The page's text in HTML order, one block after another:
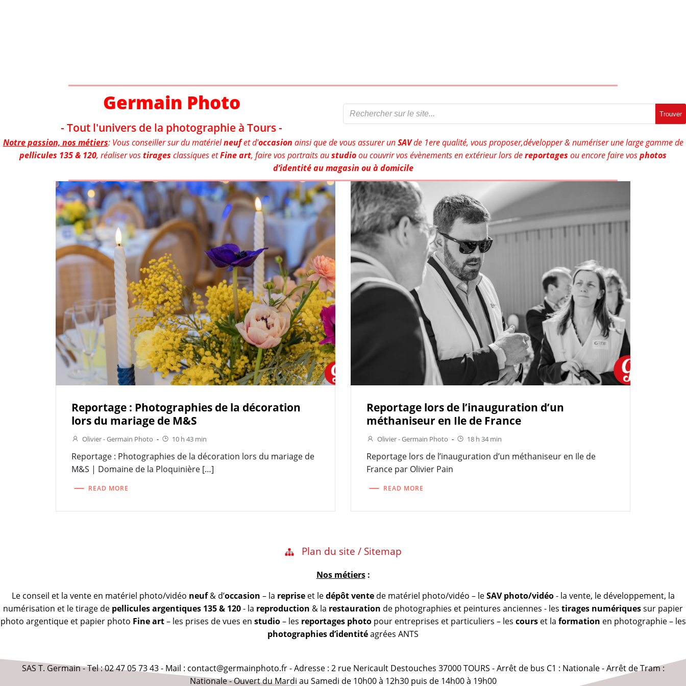
Germain Photo
- Tout l'univers de la photographie à Tours -
Trouver
Notre passion, nos métiers: Vous conseiller sur du matérielneuf et d'occasion ainsi que de vous assurer unSAVde 1ere qualité, vous proposer,développer & numériser une large gamme de
pellicules 135 & 120, réaliser vostirages classiques etFine art, faire vos portraits austudioou couvrir vos évènements en extérieur lors dereportages ou encore faire vosphotos
d’identité au magasin ou à domicile
Reportage : Photographies de la décoration
lors du mariage de M&S
Olivier - Germain Photo - 10 h 43 min
Reportage : Photographies de la décoration lors du mariage de
M&S | Domaine de la Ploquinière […]
READ MORE
Reportage lors de l’inauguration d’un
méthaniseur en Ile de France
Olivier - Germain Photo - 18 h 34 min
Reportage lors de l’inauguration d’un méthaniseur en Ile de
France par Olivier Pain
READ MORE
Plan du site / Sitemap
Nos métiers:
Le conseil et la vente en matériel photo/vidéo neuf& d’occasion – la repriseet ledépôt ventede matériel photo/vidéo – leSAV photo/vidéo- la vente, le développement, la
numérisation et le tirage de pellicules argentiques 135 & 120- la reproduction & la restauration de photographies et peintures anciennes - les tirages numériquessur papier
photo argentique et papier photo Fine art– les prises de vues en studio– les reportages photopour entreprises et particuliers – les courset la formation en photographie – les
photographies d’identitéagrées ANTS
SAS T. Germain - Tel : 02 47 05 73 43 - Mail : contact@germainphoto.fr - Adresse : 2 rue Nericault Destouches 37000 TOURS - Arrêt de bus C1 : Nationale - Arrêt de Tram :
Nationale - Ouvert du Mardi au Samedi de 10h00 à 12h30 puis de 14h00 à 19h00